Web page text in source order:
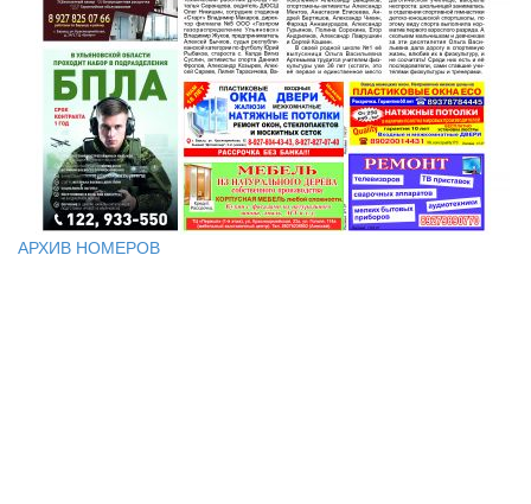
АРХИВ НОМЕРОВ